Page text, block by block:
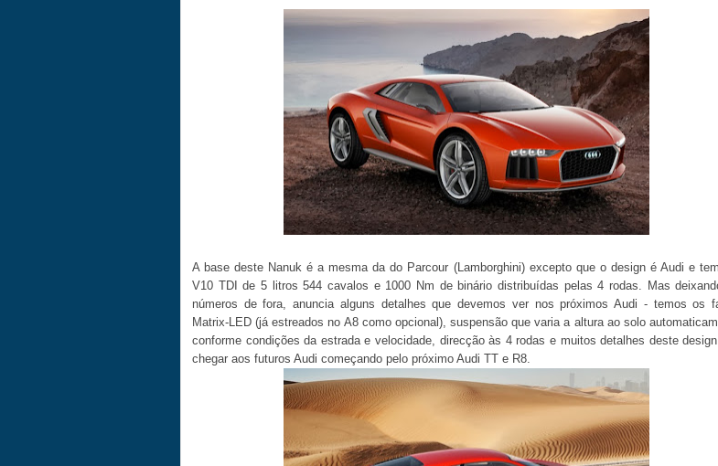
A base deste Nanuk é a mesma da do Parcour (Lamborghini) excepto que o design é Audi e
V10 TDI de 5 litros 544 cavalos e 1000 Nm de binário distribuídas pelas 4 rodas. Mas
números de fora, anuncia alguns detalhes que devemos ver nos próximos Audi - temos os
Matrix-LED (já estreados no A8 como opcional), suspensão que varia a altura ao solo
conforme condições da estrada e velocidade, direcção às 4 rodas e muitos detalhes deste
chegar aos futuros Audi começando pelo próximo Audi TT e R8.